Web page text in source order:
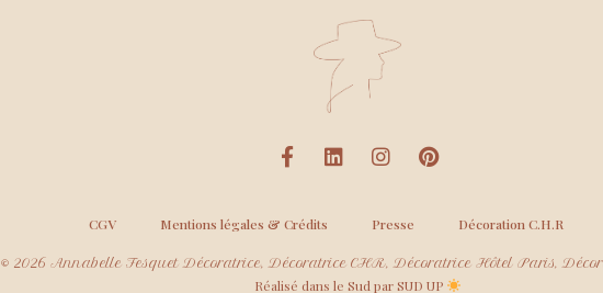
CGV Mentions légales & Crédits Presse Décoration C.H.R
© 2026 Annabelle Fesquet Décoratrice, Décoratrice CHR, Décoratrice Hôtel Paris,
Réalisé dans le Sud par SUD UP